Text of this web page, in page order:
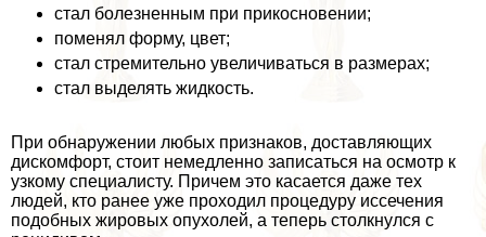
стал болезненным при прикосновении;
поменял форму, цвет;
стал стремительно увеличиваться в размерах;
стал выделять жидкость.
При обнаружении любых признаков, доставляющих
дискомфорт, стоит немедленно записаться на осмотр к
узкому специалисту. Причем это касается даже тех
людей, кто ранее уже проходил процедуру иссечения
подобных жировых опухолей, а теперь столкнулся с